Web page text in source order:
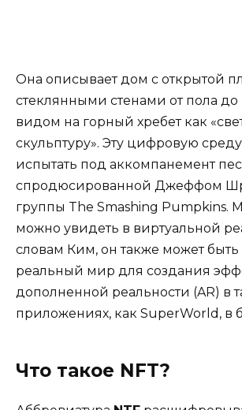
Она описывает дом с открытой
стеклянными стенами от пола до
видом на горный хребет как
скульптуру». Эту цифровую
испытать под аккомпанемент
спродюсированной Джеффом
группы The Smashing Pumpkins.
можно увидеть в виртуальной
словам Ким, он также может
реальный мир для создания
дополненной реальности (AR) в
приложениях, как SuperWorld, в
Что такое NFT?